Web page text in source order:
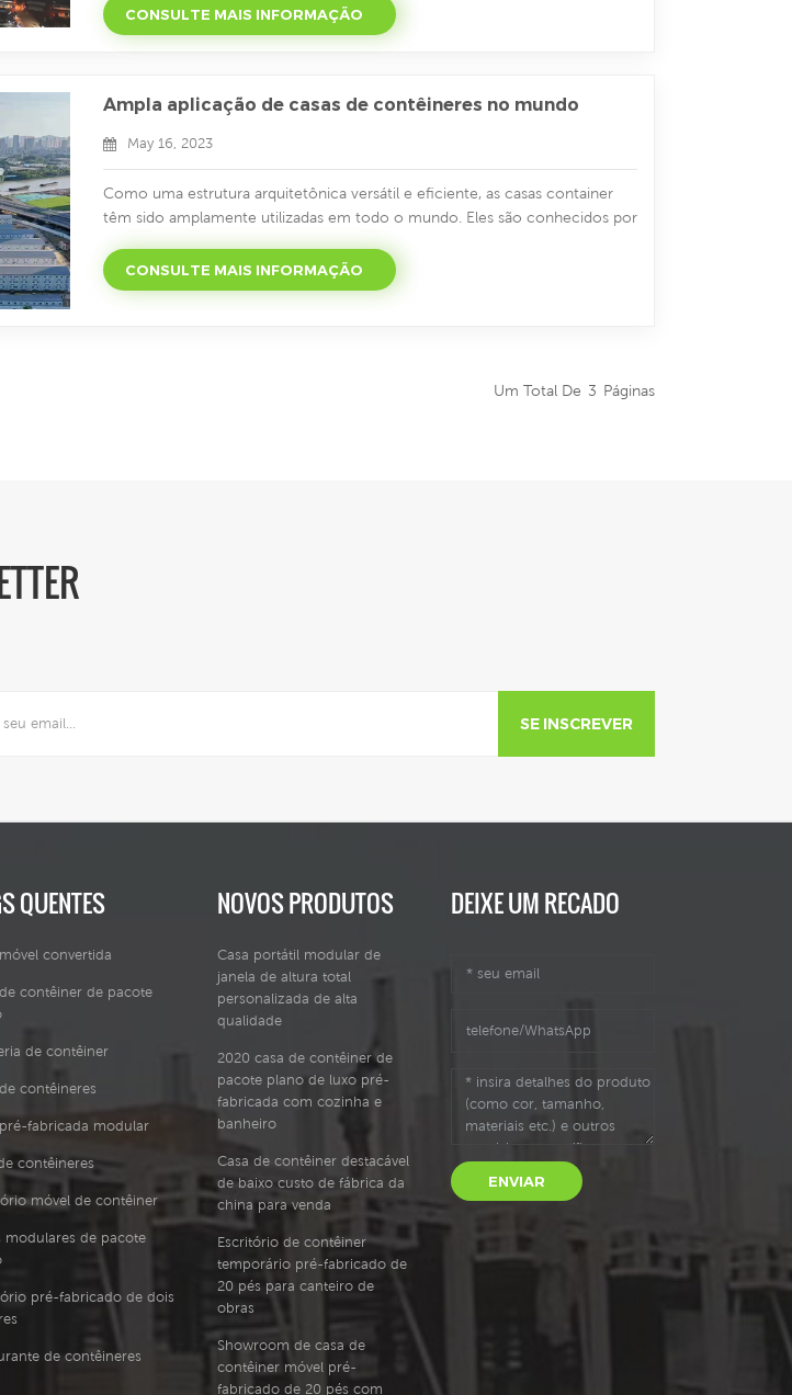
ativamente envolvidos na construção de hospitais Fangcang em
Guangzhou, Dongguan, Qingyuan, Yunfu e outras áreas. Recentemente,
CONSULTE MAIS INFORMAÇÃO
Ampla aplicação de casas de contêineres no mundo
May 16, 2023
Como uma estrutura arquitetônica versátil e eficiente, as casas container
têm sido amplamente utilizadas em todo o mundo. Eles são conhecidos por
sua montagem rápida, alta durabilidade e segurança, tornando-os uma
solução ideal para habitação temporária após desastres e guerras. Além
disso, as casas contêiner também são amplamente aplicadas em projetos de
CONSULTE MAIS INFORMAÇÃO
Um Total De 3 Páginas
SE INSCREVER
QUENTES
convertida
contêiner de pacote
de contêiner
contêineres
fabricada modular
contêineres
móvel de contêiner
modulares de pacote
pré-fabricado de dois
de contêineres
NOVOS PRODUTOS
Casa portátil modular de
janela de altura total
personalizada de alta
qualidade
2020 casa de contêiner de
pacote plano de luxo pré-
fabricada com cozinha e
banheiro
Casa de contêiner destacável
de baixo custo de fábrica da
china para venda
Escritório de contêiner
temporário pré-fabricado de
20 pés para canteiro de
obras
Showroom de casa de
contêiner móvel pré-
fabricado de 20 pés com
DEIXE UM RECADO
ENVIAR